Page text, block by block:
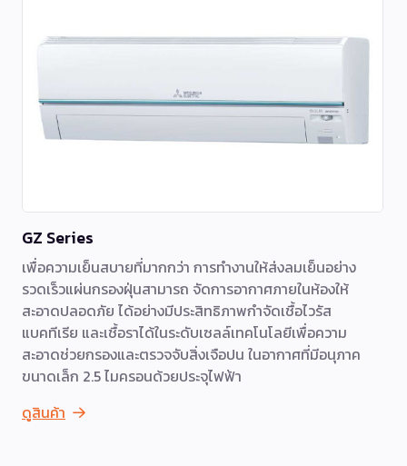
GZ Series
เพื่อความเย็นสบายที่มากกว่า การทำงานให้ส่งลมเย็นอย่าง
รวดเร็วแผ่นกรองฝุ่นสามารถ จัดการอากาศภายในห้องให้
สะอาดปลอดภัย ได้อย่างมีประสิทธิภาพกำจัดเชื้อไวรัส
แบคทีเรีย และเชื้อราได้ในระดับเซลล์เทคโนโลยีเพื่อความ
สะอาดช่วยกรองและตรวจจับสิ่งเจือปน ในอากาศที่มีอนุภาค
ขนาดเล็ก 2.5 ไมครอนด้วยประจุไฟฟ้า
ดูสินค้า